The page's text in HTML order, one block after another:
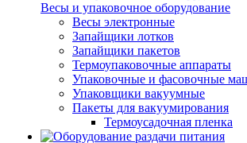
Весы и упаковочное оборудование
Весы электронные
Запайщики лотков
Запайщики пакетов
Термоупаковочные аппараты
Упаковочные и фасовочные
Упаковщики вакуумные
Пакеты для вакуумирования
Термоусадочная пленка